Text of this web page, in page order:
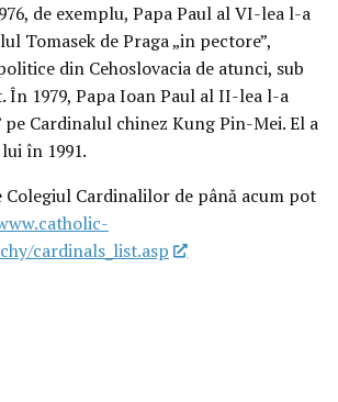
de exemplu, Papa Paul al VI-lea l-a
Tomasek de Praga „in pectore”,
din Cehoslovacia de atunci, sub
În 1979, Papa Ioan Paul al II-lea l-a
pe Cardinalul chinez Kung Pin-Mei. El a
în 1991.
Cardinalilor de până acum pot
cardinals_list.asp